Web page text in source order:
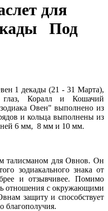
для
Под
1 декады (21 - 31 Марта),
Коралл и Кошачий
Овен" выполнено из
и кольца выполнены из
6 мм, 8 мм и 10 мм.
талисманом для Овнов. Он
зодиакального знака от
и отзывчивее. Помимо
отношения с окружающими
защиту и способствует
благополучия.